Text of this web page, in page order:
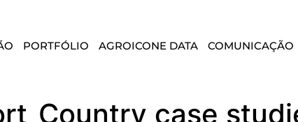
PORTFÓLIO AGROICONE DATA COMUNICAÇÃO
case